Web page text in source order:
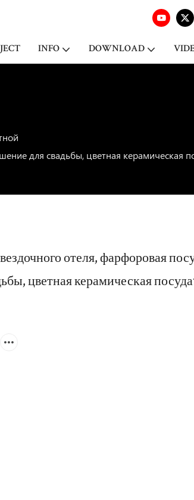
INFO DOWNLOAD
для свадьбы, цветная керамическая
отеля, фарфоровая
цветная керамическая